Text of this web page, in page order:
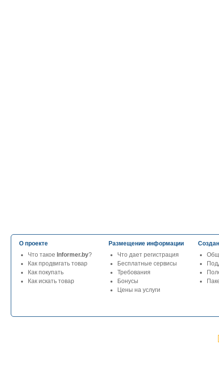
О проекте
Что такое Informer.by?
Как продвигать товар
Как покупать
Как искать товар
Размещение информации
Что дает регистрация
Бесплатные сервисы
Требования
Бонусы
Цены на услуги